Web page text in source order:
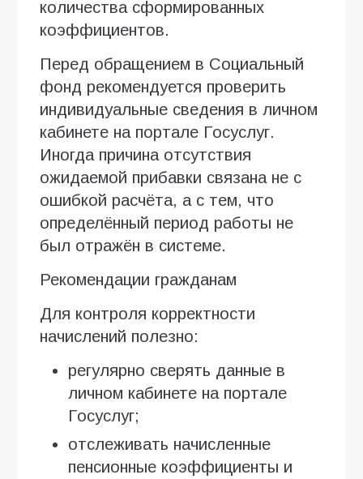
количества сформированных
коэффициентов.
Перед обращением в Социальный
фонд рекомендуется проверить
индивидуальные сведения в личном
кабинете на портале Госуслуг.
Иногда причина отсутствия
ожидаемой прибавки связана не с
ошибкой расчёта, а с тем, что
определённый период работы не
был отражён в системе.
Рекомендации гражданам
Для контроля корректности
начислений полезно:
регулярно сверять данные в
личном кабинете на портале
Госуслуг;
отслеживать начисленные
пенсионные коэффициенты и